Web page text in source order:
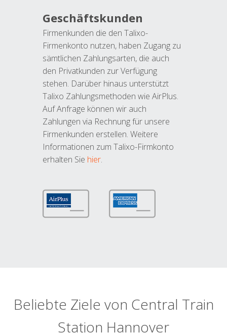
Geschäftskunden
Firmenkunden die den Talixo-
Firmenkonto nutzen, haben Zugang zu
sämtlichen Zahlungsarten, die auch
den Privatkunden zur Verfügung
stehen. Darüber hinaus unterstützt
Talixo Zahlungsmethoden wie AirPlus.
Auf Anfrage können wir auch
Zahlungen via Rechnung für unsere
Firmenkunden erstellen. Weitere
Informationen zum Talixo-Firmkonto
erhalten Sie hier.
Beliebte Ziele von Central Train
Station Hannover